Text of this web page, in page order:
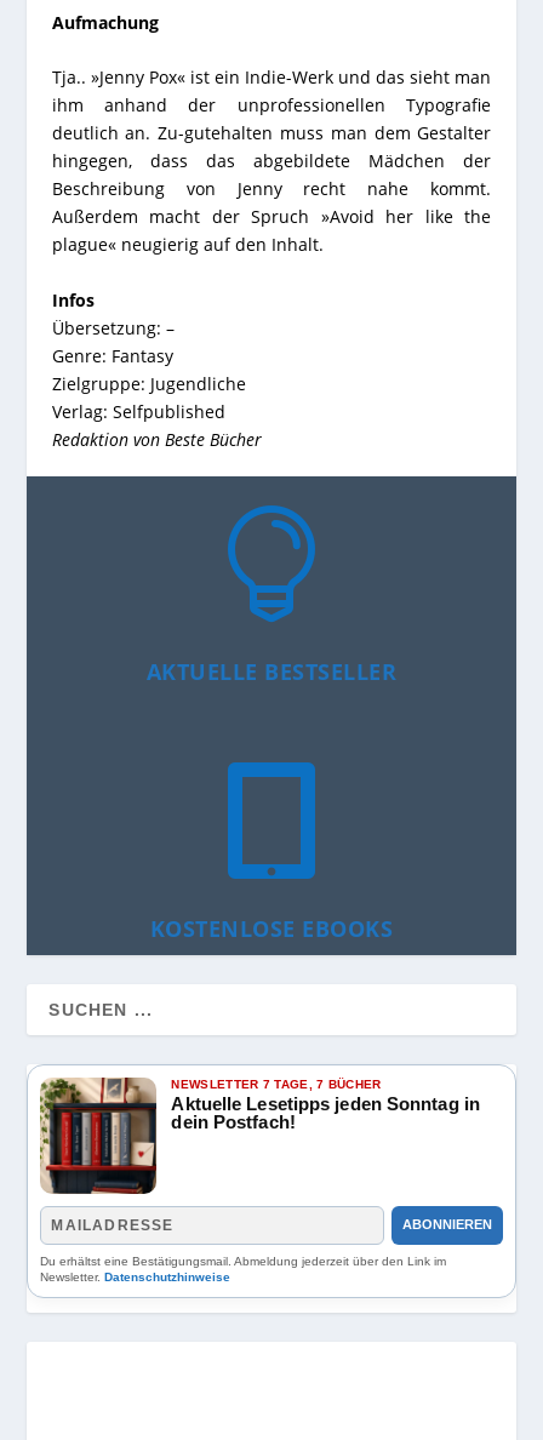
Aufmachung
Tja.. »Jenny Pox« ist ein Indie-Werk und das sieht man
ihm anhand der unprofessionellen Typografie
deutlich an. Zu-gutehalten muss man dem Gestalter
hingegen, dass das abgebildete Mädchen der
Beschreibung von Jenny recht nahe kommt.
Außerdem macht der Spruch »Avoid her like the
plague« neugierig auf den Inhalt.
Infos
Übersetzung: –
Genre: Fantasy
Zielgruppe: Jugendliche
Verlag: Selfpublished
Redaktion von Beste Bücher

AKTUELLE BESTSELLER
KOSTENLOSE EBOOKS
NEWSLETTER 7 TAGE, 7 BÜCHER
Aktuelle Lesetipps jeden Sonntag in
dein Postfach!
ABONNIEREN
Du erhältst eine Bestätigungsmail. Abmeldung jederzeit über den Link im
Newsletter.Datenschutzhinweise